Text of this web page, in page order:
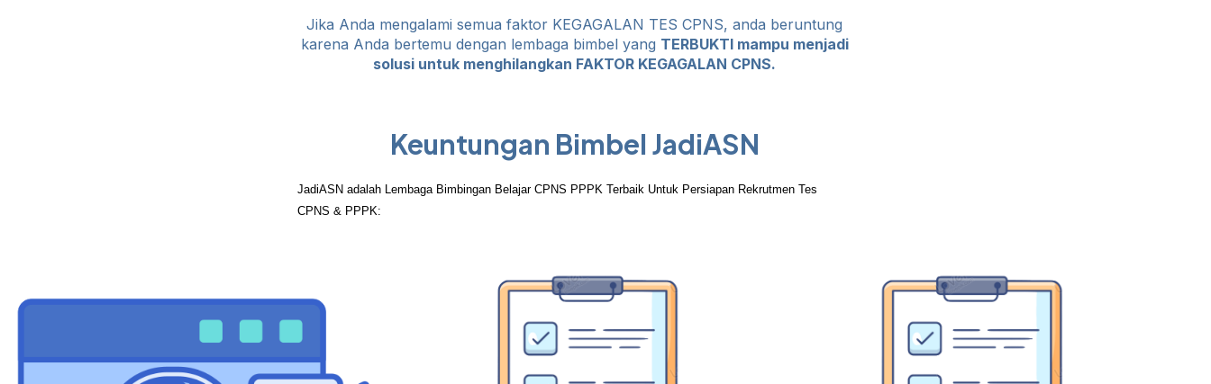
Jika Anda mengalami semua faktor KEGAGALAN TES CPNS, anda beruntung
karena Anda bertemu dengan lembaga bimbel yang TERBUKTI mampu menjadi
solusi untuk menghilangkan FAKTOR KEGAGALAN CPNS.
Keuntungan Bimbel JadiASN
JadiASN adalah Lembaga Bimbingan Belajar CPNS PPPK Terbaik Untuk Persiapan Rekrutmen Tes
CPNS & PPPK: